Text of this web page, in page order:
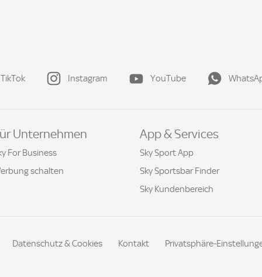
TikTok Instagram YouTube
Unternehmen
For Business
schalten
App & Services
Sky Sport App
Sky Sportsbar Finder
Sky Kundenbereich
Datenschutz & Cookies Kontakt Privatsphäre-